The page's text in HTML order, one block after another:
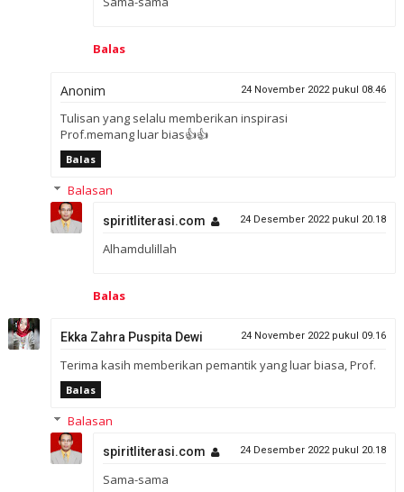
Balas
Anonim 24 November 2022 pukul 08.46
Tulisan yang selalu memberikan inspirasi
Prof.memang luar bias👍👍
Balas
Balasan
spiritliterasi.com 24 Desember 2022 pukul 20.18
Alhamdulillah
Balas
Ekka Zahra Puspita Dewi 24 November 2022 pukul 09.16
Terima kasih memberikan pemantik yang luar biasa, Prof.
Balas
Balasan
spiritliterasi.com 24 Desember 2022 pukul 20.18
Sama-sama